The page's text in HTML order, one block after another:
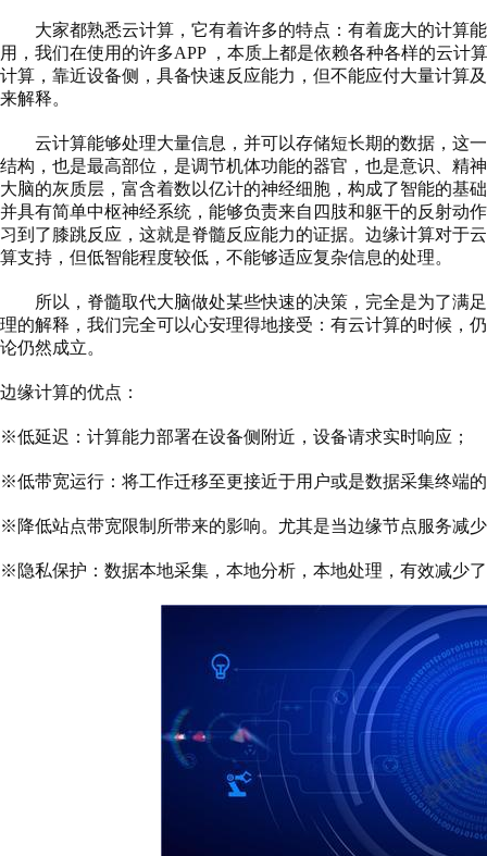
大家都熟悉云计算，它有着许多的特点：有着庞大的计算
用，我们在使用的许多APP ，本质上都是依赖各种各样的云计
计算，靠近设备侧，具备快速反应能力，但不能应付大量计算
来解释。
云计算能够处理大量信息，并可以存储短长期的数据，这
结构，也是最高部位，是调节机体功能的器官，也是意识、精
大脑的灰质层，富含着数以亿计的神经细胞，构成了智能的基
并具有简单中枢神经系统，能够负责来自四肢和躯干的反射动
习到了膝跳反应，这就是脊髓反应能力的证据。边缘计算对于
算支持，但低智能程度较低，不能够适应复杂信息的处理。
所以，脊髓取代大脑做处某些快速的决策，完全是为了满
理的解释，我们完全可以心安理得地接受：有云计算的时候，
论仍然成立。
边缘计算的优点：
※低延迟：计算能力部署在设备侧附近，设备请求实时响应；
※低带宽运行：将工作迁移至更接近于用户或是数据采集终端
※ 降低站点带宽限制所带来的影响。尤其是当边缘节点服务减
※ 隐私保护：数据本地采集，本地分析，本地处理，有效减少